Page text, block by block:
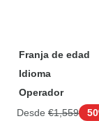
Franja de edad
Idioma
Operador
Desde €1,559